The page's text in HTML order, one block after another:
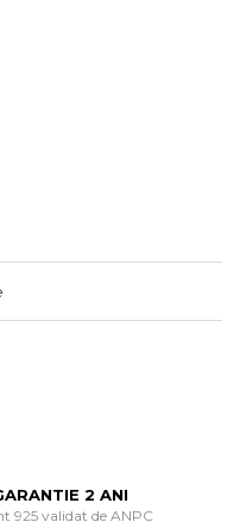
2 ANI
925 validat de ANPC